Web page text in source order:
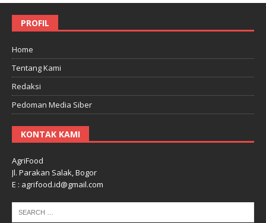
PROFIL
Home
Tentang Kami
Redaksi
Pedoman Media Siber
KONTAK KAMI
AgriFood
Jl. Parakan Salak, Bogor
E : agrifood.id@gmail.com